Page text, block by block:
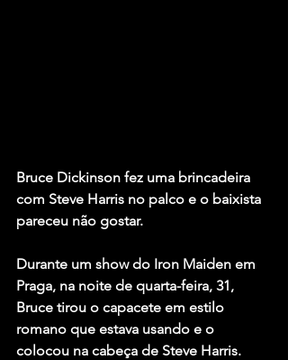
Bruce Dickinson fez uma brincadeira
com Steve Harris no palco e o baixista
pareceu não gostar.
Durante um show do Iron Maiden em
Praga, na noite de quarta-feira, 31,
Bruce tirou o capacete em estilo
romano que estava usando e o
colocou na cabeça de Steve Harris.